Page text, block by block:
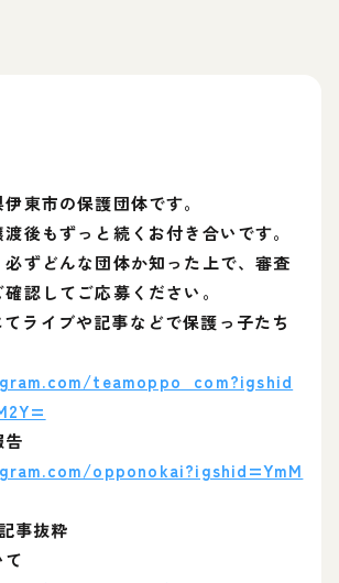
東市の保護団体です。
後もずっと続くお付き合いです。
必ずどんな団体か知った上で、審査
認してご応募ください。
ライブや記事などで保護っ子たち
teamoppo_com?igshid
告
opponokai?igshid=YmM
事抜粋